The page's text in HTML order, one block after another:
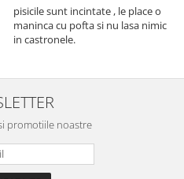
pisicile sunt incintate , le place o
maninca cu pofta si nu lasa nimic
in castronele.
promotiile noastre